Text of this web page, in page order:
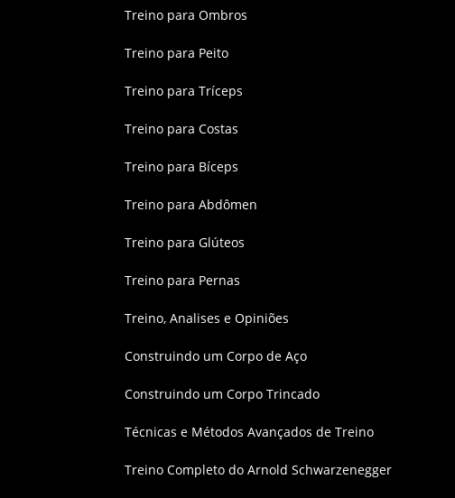
Treino para Ombros
Treino para Peito
Treino para Tríceps
Treino para Costas
Treino para Bíceps
Treino para Abdômen
Treino para Glúteos
Treino para Pernas
Treino, Analises e Opiniões
Construindo um Corpo de Aço
Construindo um Corpo Trincado
Técnicas e Métodos Avançados de Treino
Treino Completo do Arnold Schwarzenegger